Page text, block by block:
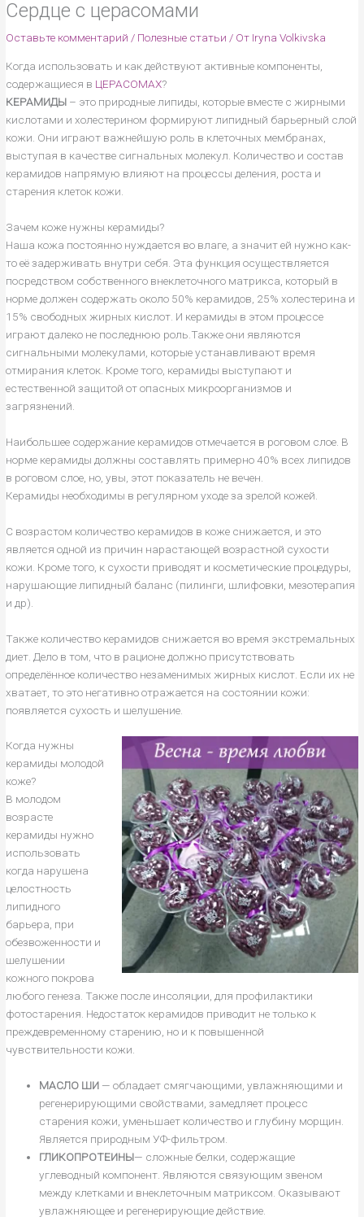
Сердце с церасомами
Оставьте комментарий / Полезные статьи / От Iryna Volkivska
Когда использовать и как действуют активные компоненты,
содержащиеся в ЦЕРАСОМАХ?
КЕРАМИДЫ – это природные липиды, которые вместе с жирными
кислотами и холестерином формируют липидный барьерный слой
кожи. Они играют важнейшую роль в клеточных мембранах,
выступая в качестве сигнальных молекул. Количество и состав
керамидов напрямую влияют на процессы деления, роста и
старения клеток кожи.
Зачем коже нужны керамиды?
Наша кожа постоянно нуждается во влаге, а значит ей нужно как-
то её задерживать внутри себя. Эта функция осуществляется
посредством собственного внеклеточного матрикса, который в
норме должен содержать около 50% керамидов, 25% холестерина и
15% свободных жирных кислот. И керамиды в этом процессе
играют далеко не последнюю роль.Также они являются
сигнальными молекулами, которые устанавливают время
отмирания клеток. Кроме того, керамиды выступают и
естественной защитой от опасных микроорганизмов и
загрязнений.
Наибольшее содержание керамидов отмечается в роговом слое. В
норме керамиды должны составлять примерно 40% всех липидов
в роговом слое, но, увы, этот показатель не вечен.
Керамиды необходимы в регулярном уходе за зрелой кожей.
С возрастом количество керамидов в коже снижается, и это
является одной из причин нарастающей возрастной сухости
кожи. Кроме того, к сухости приводят и косметические процедуры,
нарушающие липидный баланс (пилинги, шлифовки, мезотерапия
и др).
Также количество керамидов снижается во время экстремальных
диет. Дело в том, что в рационе должно присутствовать
определённое количество незаменимых жирных кислот. Если их не
хватает, то это негативно отражается на состоянии кожи:
появляется сухость и шелушение.
Когда нужны
керамиды молодой
коже?
В молодом
возрасте
керамиды нужно
использовать
когда нарушена
целостность
липидного
барьера, при
обезвоженности и
шелушении
кожного покрова
любого генеза. Также после инсоляции, для профилактики
фотостарения. Недостаток керамидов приводит не только к
преждевременному старению, но и к повышенной
чувствительности кожи.
МАСЛО ШИ — обладает смягчающими, увлажняющими и
регенерирующими свойствами, замедляет процесс
старения кожи, уменьшает количество и глубину морщин.
Является природным УФ-фильтром.
ГЛИКОПРОТЕИНЫ— сложные белки, содержащие
углеводный компонент. Являются связующим звеном
между клетками и внеклеточным матриксом. Оказывают
увлажняющее и регенерирующие действие.